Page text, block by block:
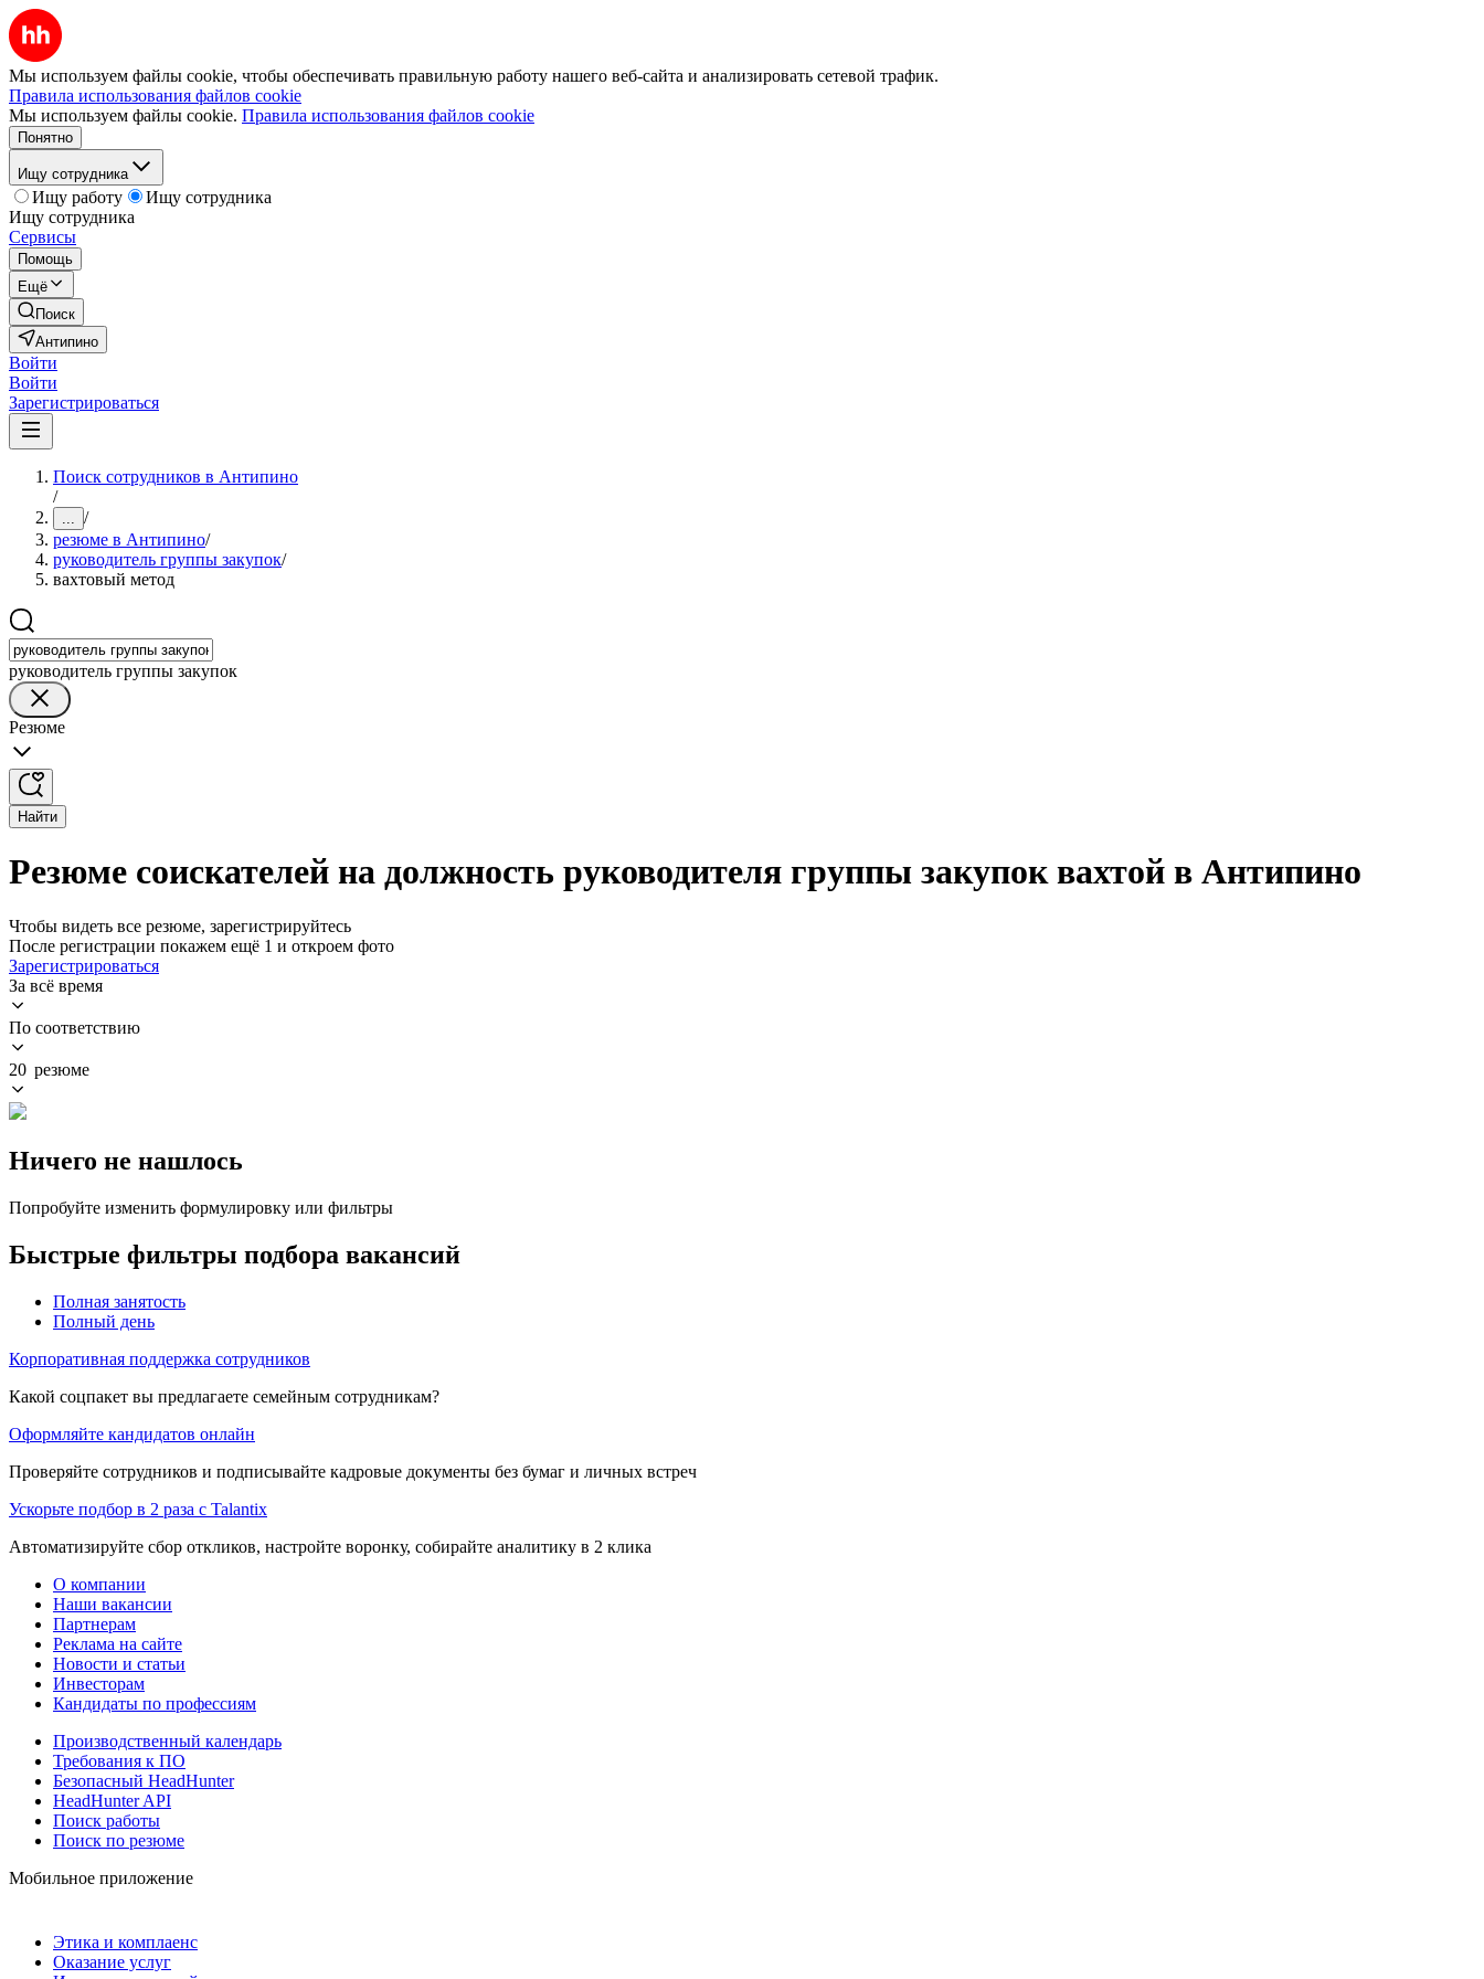
Мы используем файлы cookie, чтобы обеспечивать правильную работу нашего веб-сайта и анализировать сетевой трафик.
Правила использования файлов cookie
Мы используем файлы cookie. Правила использования файлов cookie
Понятно
Ищу сотрудника
Ищу работу
Ищу сотрудника
Ищу сотрудника
Сервисы
Помощь
Ещё
Поиск
Антипино
Войти
Войти
Зарегистрироваться
Поиск сотрудников в Антипино
/
... /
резюме в Антипино/
руководитель группы закупок/
вахтовый метод
руководитель группы закупок
Резюме
Найти
Резюме соискателей на должность руководителя группы закупок вахтой в Антипино
Чтобы видеть все резюме, зарегистрируйтесь
После регистрации покажем ещё 1 и откроем фото
Зарегистрироваться
За всё время
По соответствию
20 резюме
Ничего не нашлось
Попробуйте изменить формулировку или фильтры
Быстрые фильтры подбора вакансий
Полная занятость
Полный день
Корпоративная поддержка сотрудников
Какой соцпакет вы предлагаете семейным сотрудникам?
Оформляйте кандидатов онлайн
Проверяйте сотрудников и подписывайте кадровые документы без бумаг и личных встреч
Ускорьте подбор в 2 раза с Talantix
Автоматизируйте сбор откликов, настройте воронку, собирайте аналитику в 2 клика
О компании
Наши вакансии
Партнерам
Реклама на сайте
Новости и статьи
Инвесторам
Кандидаты по профессиям
Производственный календарь
Требования к ПО
Безопасный HeadHunter
HeadHunter API
Поиск работы
Поиск по резюме
Мобильное приложение
Этика и комплаенс
Оказание услуг